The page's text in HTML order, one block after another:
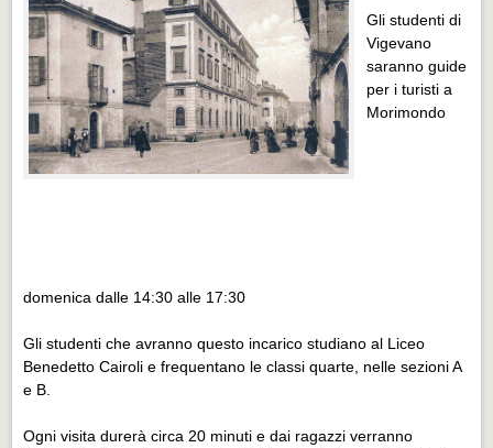
Progetti Realizzati
Progetti Realizzati
EVENTI
EVENTI
Eventi Vigevano
Gli studenti di
Vigevano
saranno guide
per i turisti a
Morimondo
domenica dalle 14:30 alle 17:30
Gli studenti che avranno questo incarico studiano al Liceo
Benedetto Cairoli e frequentano le classi quarte, nelle sezioni A
e B.
Ogni visita durerà circa 20 minuti e dai ragazzi verranno